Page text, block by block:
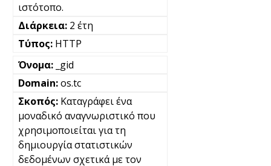
ιστότοπο.
2 έτη
HTTP
_gid
os.tc
Καταγράφει ένα
μοναδικό αναγνωριστικό που
χρησιμοποιείται για τη
δημιουργία στατιστικών
δεδομένων σχετικά με τον